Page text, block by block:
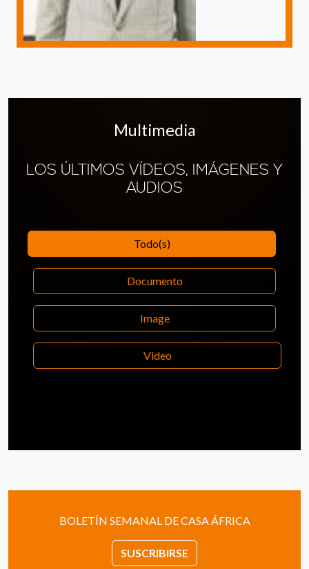
Multimedia
LOS ÚLTIMOS VÍDEOS, IMÁGENES Y
AUDIOS
Todo(s)
Documento
Image
Video
BOLETÍN SEMANAL DE CASA ÁFRICA
SUSCRIBIRSE